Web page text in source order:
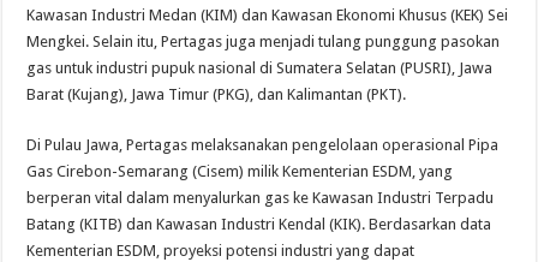
Kawasan Industri Medan (KIM) dan Kawasan Ekonomi Khusus (KEK) Sei
Mengkei. Selain itu, Pertagas juga menjadi tulang punggung pasokan
gas untuk industri pupuk nasional di Sumatera Selatan (PUSRI), Jawa
Barat (Kujang), Jawa Timur (PKG), dan Kalimantan (PKT).
Di Pulau Jawa, Pertagas melaksanakan pengelolaan operasional Pipa
Gas Cirebon-Semarang (Cisem) milik Kementerian ESDM, yang
berperan vital dalam menyalurkan gas ke Kawasan Industri Terpadu
Batang (KITB) dan Kawasan Industri Kendal (KIK). Berdasarkan data
Kementerian ESDM, proyeksi potensi industri yang dapat